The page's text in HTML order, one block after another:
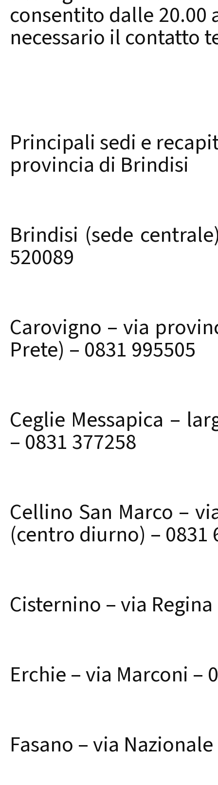
consentito dalle 20.00
necessario il contatto
Principali sedi e
provincia di Brindisi
Brindisi (sede
520089
Carovigno – via
Prete) – 0831 995505
Ceglie Messapica –
– 0831 377258
Cellino San Marco –
(centro diurno) – 0831
Cisternino – via
Erchie – via Marconi –
Fasano – via